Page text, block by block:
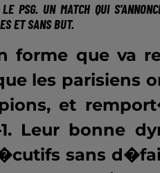
PSG. UN MATCH QUI
ET SANS BUT.
forme que va
les parisiens
et
Leur bonne
sans